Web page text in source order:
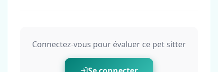
Connectez-vous pour évaluer ce pet sitter